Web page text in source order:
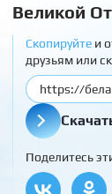
Великой
Скопируйтеи
друзьям или
Поделитесь